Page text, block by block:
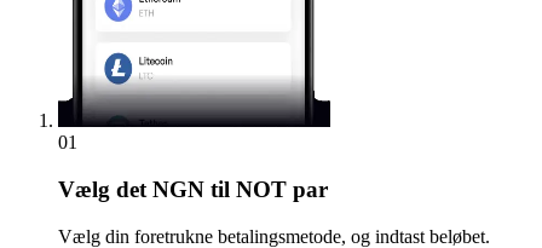
01
Vælg det NGN til NOT par
Vælg din foretrukne betalingsmetode, og indtast beløbet.